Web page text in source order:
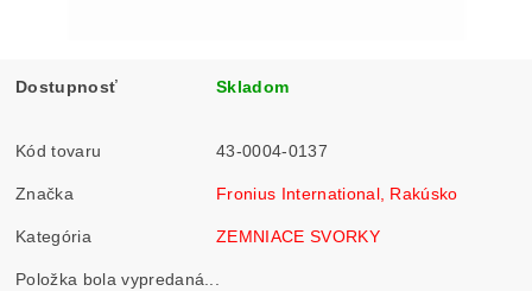
Dostupnosť Skladom
Kód tovaru 43-0004-0137
Značka Fronius International, Rakúsko
Kategória ZEMNIACE SVORKY
Položka bola vypredaná...